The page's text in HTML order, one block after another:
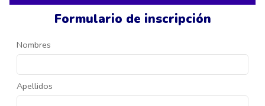
Formulario de inscripción
Nombres
Apellidos